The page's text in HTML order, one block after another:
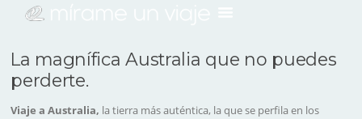
La magnífica Australia que no puedes
perderte.
Viaje a Australia, la tierra más auténtica, la que se perfila en los